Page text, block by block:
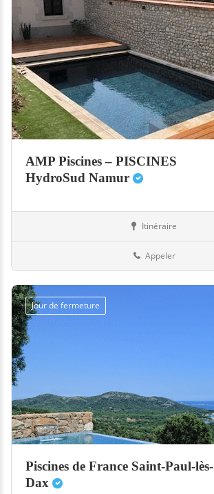
AMP Piscines – PISCINES
HydroSud Namur
Itinéraire
Appeler
Jour de fermeture
Piscines de France Saint-Paul-lès-
Dax